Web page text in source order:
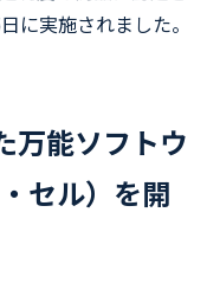
に実施されました。
万能ソフトウ
セル）を開